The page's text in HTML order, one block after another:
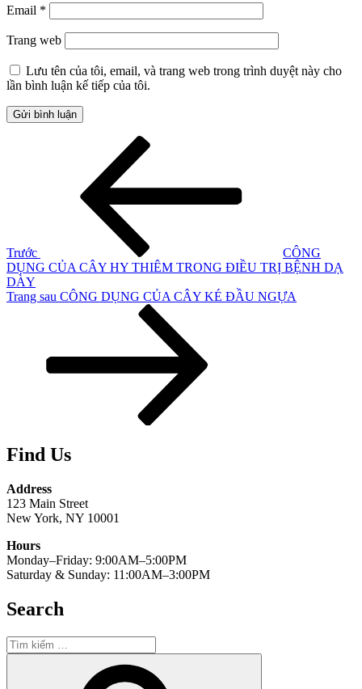
Email *
Trang web
Lưu tên của tôi, email, và trang web trong trình duyệt này cho
lần bình luận kế tiếp của tôi.
Trước
CÔNG
DỤNG CỦA CÂY HY THIÊM TRONG ĐIỀU TRỊ BỆNH DẠ
DÀY
Bài
Trang sau CÔNG DỤNG CỦA CÂY KÉ ĐẦU NGỰA
Find Us
Address
123 Main Street
New York, NY 10001
Hours
Monday–Friday: 9:00AM–5:00PM
Saturday & Sunday: 11:00AM–3:00PM
Search
Tìm
kiếm: